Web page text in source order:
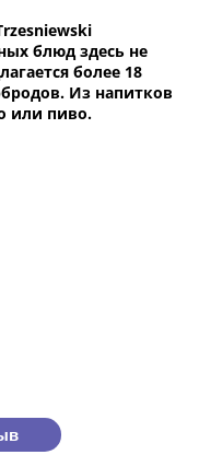
блюд здесь не
более 18
Из напитков
или пиво.